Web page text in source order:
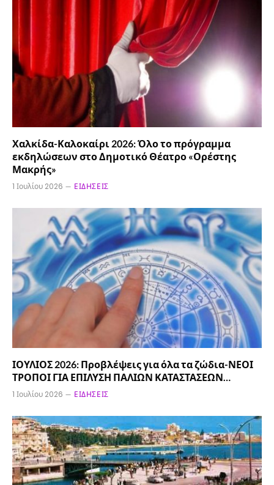
Χαλκίδα-Καλοκαίρι 2026: Όλο το πρόγραμμα
εκδηλώσεων στο Δημοτικό Θέατρο «Ορέστης
Μακρής»
1 Ιουλίου 2026 ΕΙΔΉΣΕΙΣ
ΙΟΥΛΙΟΣ 2026: Προβλέψεις για όλα τα ζώδια-ΝΕΟΙ
ΤΡΟΠΟΙ ΓΙΑ ΕΠΙΛΥΣΗ ΠΑΛΙΩΝ ΚΑΤΑΣΤΑΣΕΩΝ…
1 Ιουλίου 2026 ΕΙΔΉΣΕΙΣ